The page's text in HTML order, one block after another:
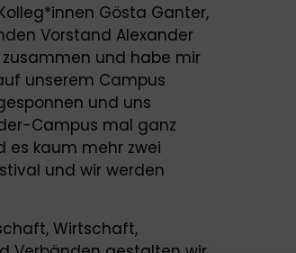
Gösta Ganter,
Vorstand Alexander
und habe mir
unserem Campus
und uns
Campus mal ganz
es kaum mehr zwei
und wir werden
Wirtschaft,